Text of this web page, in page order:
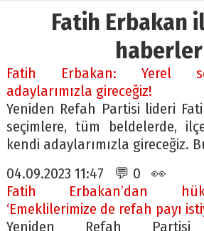
Fatih Erbakan
haberler
Fatih Erbakan: Yerel
adaylarımızla gireceğiz!
Yeniden Refah Partisi lideri
seçimlere, tüm beldelerde,
kendi adaylarımızla gireceğiz.
04.09.2023 11:47 💬 0 👀
Fatih Erbakan’dan
‘Emeklilerimize de refah payı
Yeniden Refah